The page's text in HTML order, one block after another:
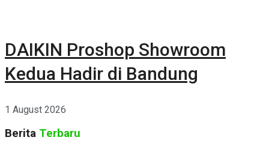
DAIKIN Proshop Showroom
Kedua Hadir di Bandung
1 August 2026
Berita Terbaru